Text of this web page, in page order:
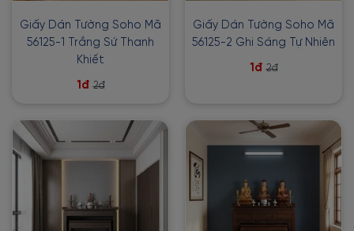
Giấy Dán Tường Soho Mã
56125-1 Trắng Sứ Thanh
Khiết
1đ 2đ
Giấy Dán Tường Soho Mã
56125-2 Ghi Sáng Tự Nhiên
1đ 2đ